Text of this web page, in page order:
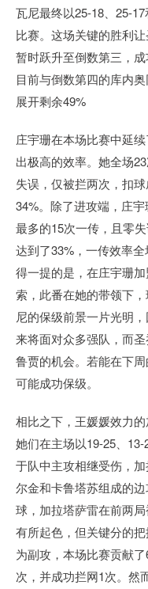
瓦尼最终以25-18、25-
比赛。这场关键的胜利
暂时跃升至倒数第三，
目前与倒数第四的库内奥
展开剩余49%
庄宇珊在本场比赛中延
出极高的效率。她全场
失误，仅被拦两次，扣
34%。除了进攻端，庄
最多的15次一传，且零
达到了33%，一传效率
得一提的是，在庄宇珊
索，此番在她的带领下
尼的保级前景一片光明
来将面对众多强队，而
鲁贾的机会。若能在下
可能成功保级。
相比之下，王媛媛效力的
她们在主场以19-25、
于队中主攻相继受伤，
尔金和卡鲁塔苏组成的
球，加拉塔萨雷在前两
有所起色，但关键分的
为副攻，本场比赛贡献
次，并成功拦网1次。然